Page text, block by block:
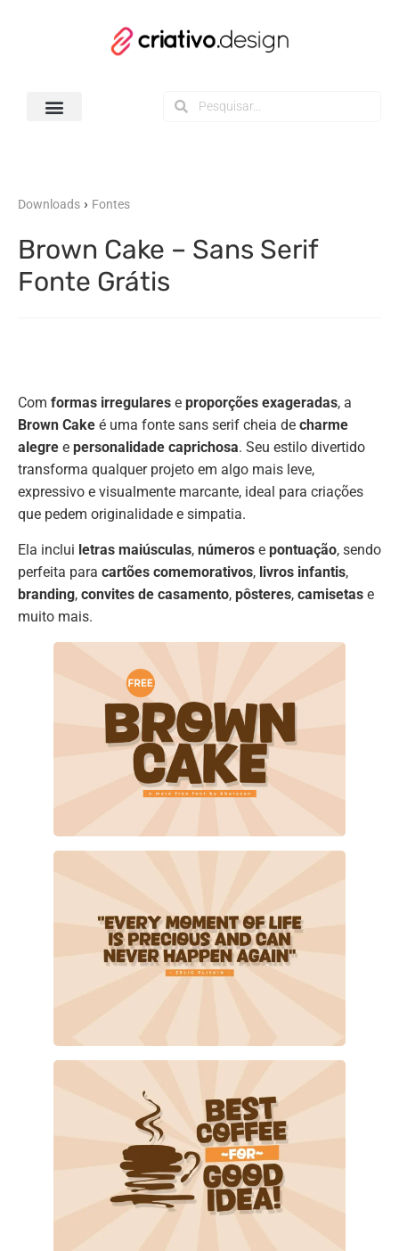
Downloads › Fontes
Brown Cake – Sans Serif
Fonte Grátis
Com formas irregulares e proporções exageradas, a
Brown Cake é uma fonte sans serif cheia de charme
alegre e personalidade caprichosa. Seu estilo divertido
transforma qualquer projeto em algo mais leve,
expressivo e visualmente marcante, ideal para criações
que pedem originalidade e simpatia.
Ela inclui letras maiúsculas, números e pontuação, sendo
perfeita para cartões comemorativos, livros infantis,
branding, convites de casamento, pôsteres, camisetas e
muito mais.